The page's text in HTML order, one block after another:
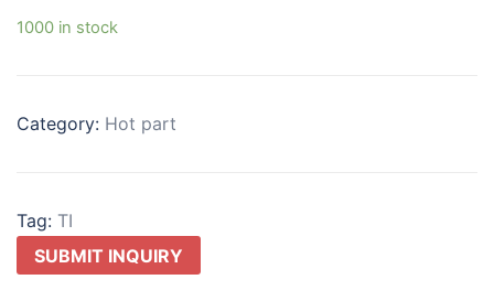
1000 in stock
Category: Hot part
Tag: TI
SUBMIT INQUIRY